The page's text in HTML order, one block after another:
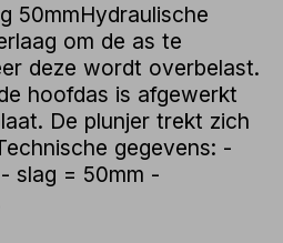
50mmHydraulische
om de as te
deze wordt overbelast.
hoofdas is afgewerkt
De plunjer trekt zich
gegevens: -
slag = 50mm -